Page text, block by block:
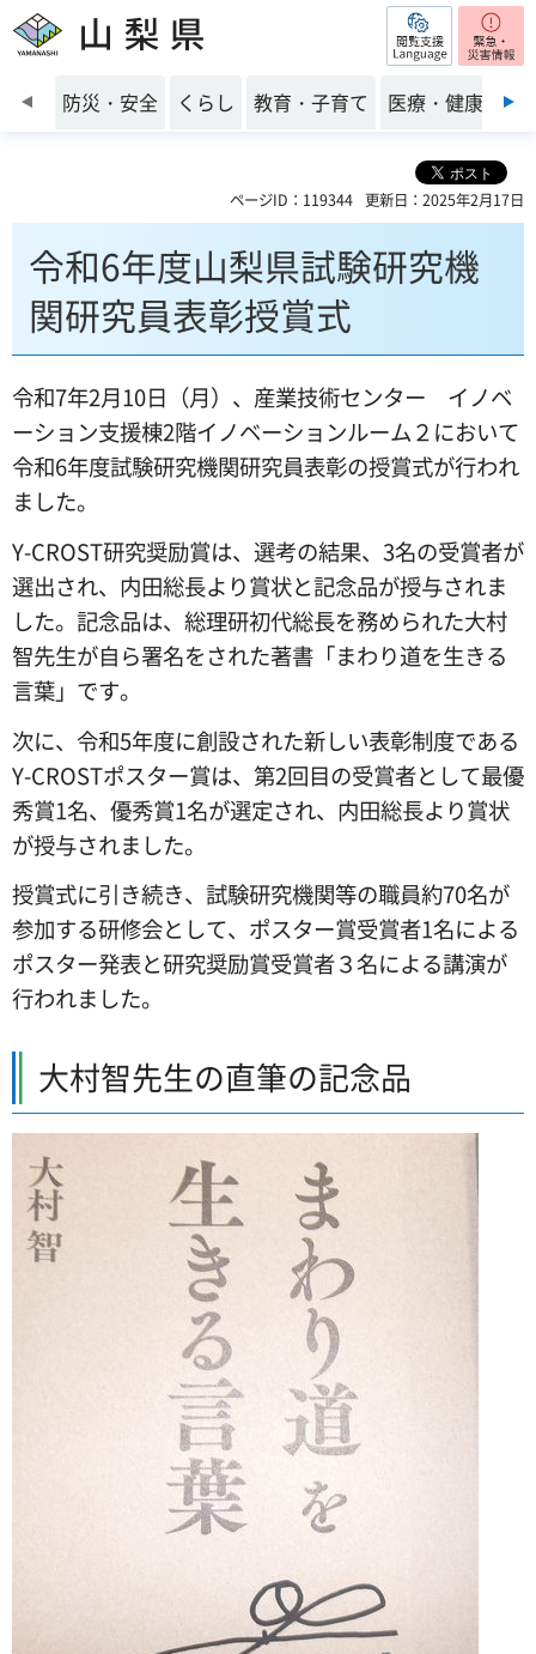
山梨県 閲覧支援
前のスライドを表示
防災・安全 くらし 教育・子育て 医療・健康・福
ページID：119344 更新日：2025年2月17日
令和6年度山梨県試験研究機
関研究員表彰授賞式
令和7年2月10日（月）、産業技術センター イノベ
ーション支援棟2階イノベーションルーム２において
令和6年度試験研究機関研究員表彰の授賞式が行われ
ました。
Y-CROST研究奨励賞は、選考の結果、3名の受賞者が
選出され、内田総長より賞状と記念品が授与されま
した。記念品は、総理研初代総長を務められた大村
智先生が自ら署名をされた著書「まわり道を生きる
言葉」です。
次に、令和5年度に創設された新しい表彰制度である
Y-CROSTポスター賞は、第2回目の受賞者として最優
秀賞1名、優秀賞1名が選定され、内田総長より賞状
が授与されました。
授賞式に引き続き、試験研究機関等の職員約70名が
参加する研修会として、 ポスター賞受賞者1名による
ポスター発表と研究奨励賞受賞者３名による講演が
行われました。
大村智先生の直筆の記念品